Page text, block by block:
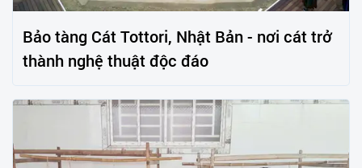
Bảo tàng Cát Tottori, Nhật Bản - nơi cát trở
thành nghệ thuật độc đáo